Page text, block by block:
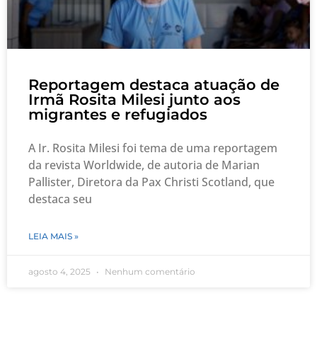
Reportagem destaca atuação de
Irmã Rosita Milesi junto aos
migrantes e refugiados
A Ir. Rosita Milesi foi tema de uma reportagem
da revista Worldwide, de autoria de Marian
Pallister, Diretora da Pax Christi Scotland, que
destaca seu
LEIA MAIS »
agosto 4, 2025 Nenhum comentário